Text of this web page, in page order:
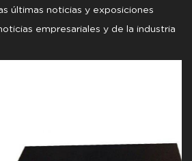
últimas noticias y exposiciones
empresariales y de la industria